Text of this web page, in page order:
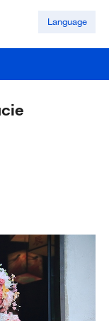
Language